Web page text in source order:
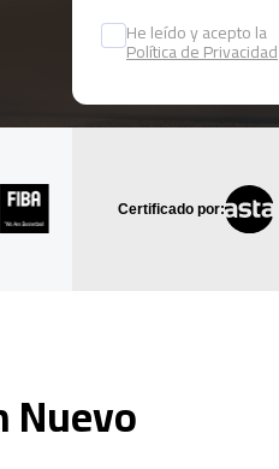
He leído y acepto la
Política de Privacidad
Certificado por: